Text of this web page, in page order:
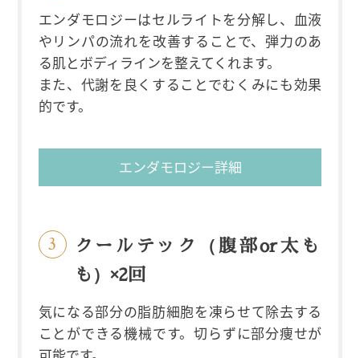
エンダモロジーはセルライトを分解し、血液
やリンパの流れを改善することで、弾力のあ
る肌とボディラインを整えてくれます。
また、代謝を良くすることでむくみにも効果
的です。
エンダモロジー詳細
クールテック（腹部or太も
も）×2回
気になる部分の脂肪細胞を凍らせて除去する
ことができる機械です。切らずに部分痩せが